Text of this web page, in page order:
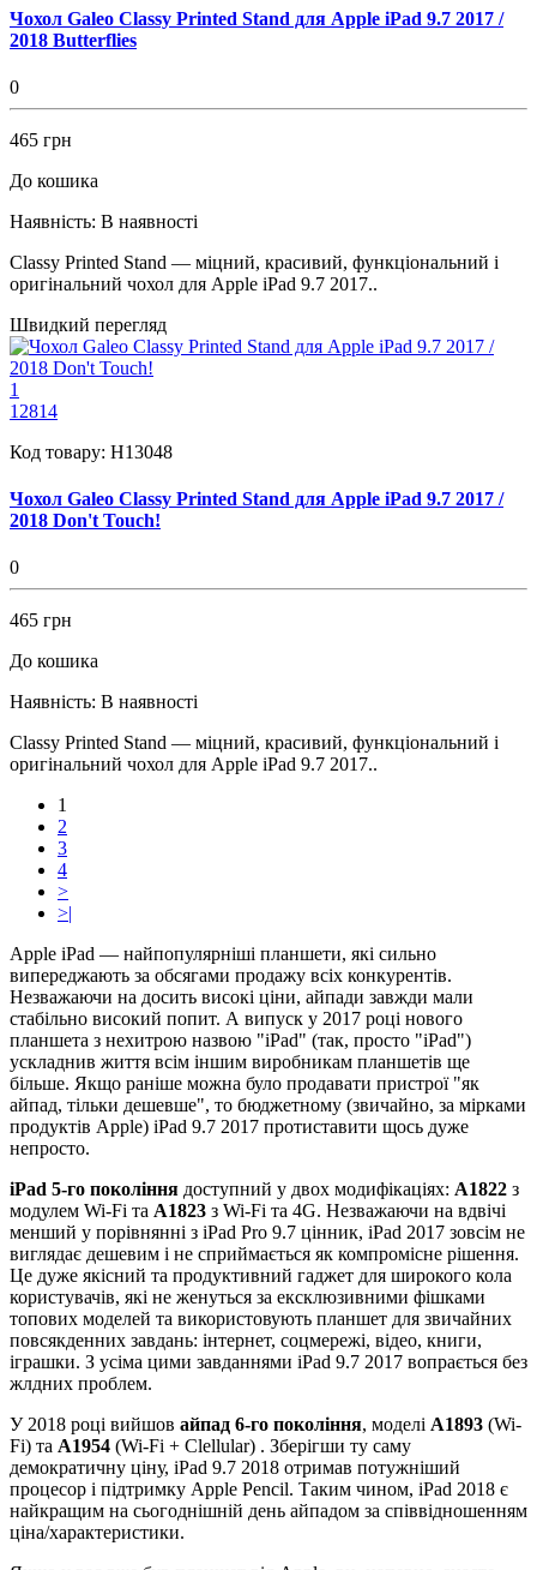
Чохол Galeo Classy Printed Stand для Apple iPad 9.7 2017 /
2018 Butterflies
0
465 грн
До кошика
Наявність: В наявності
Classy Printed Stand — міцний, красивий, функціональний і
оригінальний чохол для Apple iPad 9.7 2017..
Швидкий перегляд
1
12814
Код товару: H13048
Чохол Galeo Classy Printed Stand для Apple iPad 9.7 2017 /
2018 Don't Touch!
0
465 грн
До кошика
Наявність: В наявності
Classy Printed Stand — міцний, красивий, функціональний і
оригінальний чохол для Apple iPad 9.7 2017..
1
2
3
4
>
>|
Apple iPad — найпопулярніші планшети, які сильно
випереджають за обсягами продажу всіх конкурентів.
Незважаючи на досить високі ціни, айпади завжди мали
стабільно високий попит. А випуск у 2017 році нового
планшета з нехитрою назвою "iPad" (так, просто "iPad")
ускладнив життя всім іншим виробникам планшетів ще
більше. Якщо раніше можна було продавати пристрої "як
айпад, тільки дешевше", то бюджетному (звичайно, за мірками
продуктів Apple) iPad 9.7 2017 протиставити щось дуже
непросто.
iPad 5-го покоління доступний у двох модифікаціях: A1822 з
модулем Wi-Fi та A1823 з Wi-Fi та 4G. Незважаючи на вдвічі
менший у порівнянні з iPad Pro 9.7 цінник, iPad 2017 зовсім не
виглядає дешевим і не сприймається як компромісне рішення.
Це дуже якісний та продуктивний гаджет для широкого кола
користувачів, які не женуться за ексклюзивними фішками
топових моделей та використовують планшет для звичайних
повсякденних завдань: інтернет, соцмережі, відео, книги,
іграшки. З усіма цими завданнями iPad 9.7 2017 вопрається без
жлдних проблем.
У 2018 році вийшов айпад 6-го покоління, моделі A1893 (Wi-
Fi) та A1954 (Wi-Fi + Clellular) . Зберігши ту саму
демократичну ціну, iPad 9.7 2018 отримав потужніший
процесор і підтримку Apple Pencil. Таким чином, iPad 2018 є
найкращим на сьогоднішній день айпадом за співвідношенням
ціна/характеристики.